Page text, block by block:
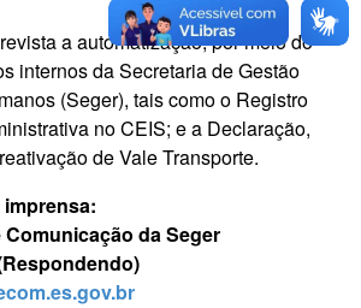
a automatização, por meio do
internos da Secretaria de Gestão
(Seger), tais como o Registro
no CEIS; e a Declaração,
de Vale Transporte.
da Seger